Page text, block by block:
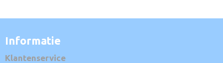
Informatie
Klantenservice